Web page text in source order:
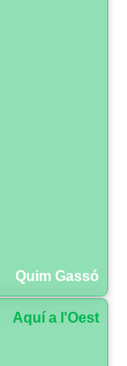
Quim Gassó
Aquí a l'Oest